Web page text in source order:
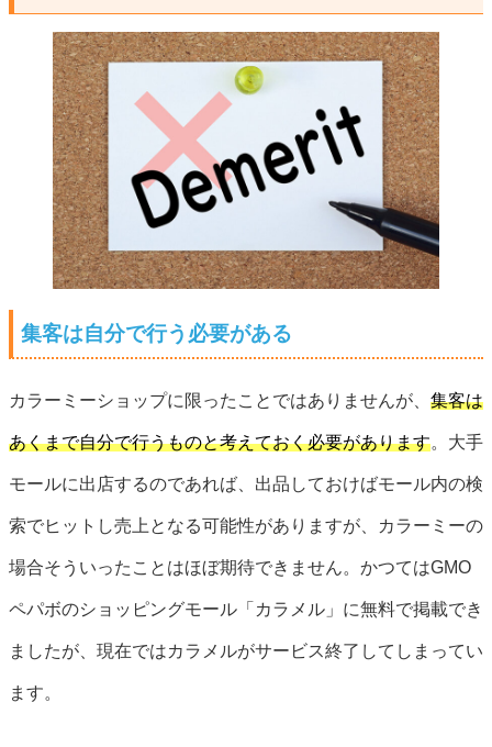
集客は自分で行う必要がある
カラーミーショップに限ったことではありませんが、 集客は
あくまで自分で行うものと考えておく必要があります。大手
モールに出店するのであれば、出品しておけばモール内の検
索でヒットし売上となる可能性がありますが、カラーミーの
場合そういったことはほぼ期待できません。かつてはGMO
ペパボのショッピングモール「カラメル」に無料で掲載でき
ましたが、現在ではカラメルがサービス終了してしまってい
ます。